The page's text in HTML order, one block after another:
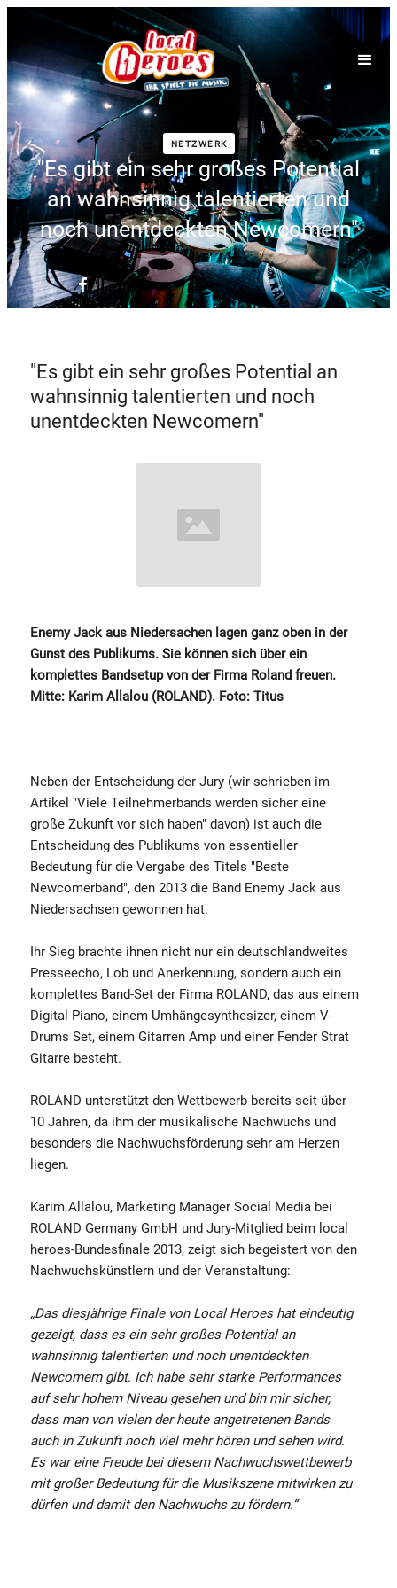
NETZWERK
"Es gibt ein sehr großes Potential
an wahnsinnig talentierten und
noch unentdeckten Newcomern"
"Es gibt ein sehr großes Potential an
wahnsinnig talentierten und noch
unentdeckten Newcomern"
Enemy Jack aus Niedersachen lagen ganz oben in der
Gunst des Publikums. Sie können sich über ein
komplettes Bandsetup von der Firma Roland freuen.
Mitte: Karim Allalou (ROLAND). Foto: Titus
Neben der Entscheidung der Jury (wir schrieben im
Artikel "Viele Teilnehmerbands werden sicher eine
große Zukunft vor sich haben" davon) ist auch die
Entscheidung des Publikums von essentieller
Bedeutung für die Vergabe des Titels "Beste
Newcomerband", den 2013 die Band Enemy Jack aus
Niedersachsen gewonnen hat.
Ihr Sieg brachte ihnen nicht nur ein deutschlandweites
Presseecho, Lob und Anerkennung, sondern auch ein
komplettes Band-Set der Firma ROLAND, das aus einem
Digital Piano, einem Umhängesynthesizer, einem V-
Drums Set, einem Gitarren Amp und einer Fender Strat
Gitarre besteht.
ROLAND unterstützt den Wettbewerb bereits seit über
10 Jahren, da ihm der musikalische Nachwuchs und
besonders die Nachwuchsförderung sehr am Herzen
liegen.
Karim Allalou, Marketing Manager Social Media bei
ROLAND Germany GmbH und Jury-Mitglied beim local
heroes-Bundesfinale 2013, zeigt sich begeistert von den
Nachwuchskünstlern und der Veranstaltung:
„Das diesjährige Finale von Local Heroes hat eindeutig
gezeigt, dass es ein sehr großes Potential an
wahnsinnig talentierten und noch unentdeckten
Newcomern gibt. Ich habe sehr starke Performances
auf sehr hohem Niveau gesehen und bin mir sicher,
dass man von vielen der heute angetretenen Bands
auch in Zukunft noch viel mehr hören und sehen wird.
Es war eine Freude bei diesem Nachwuchswettbewerb
mit großer Bedeutung für die Musikszene mitwirken zu
dürfen und damit den Nachwuchs zu fördern.“